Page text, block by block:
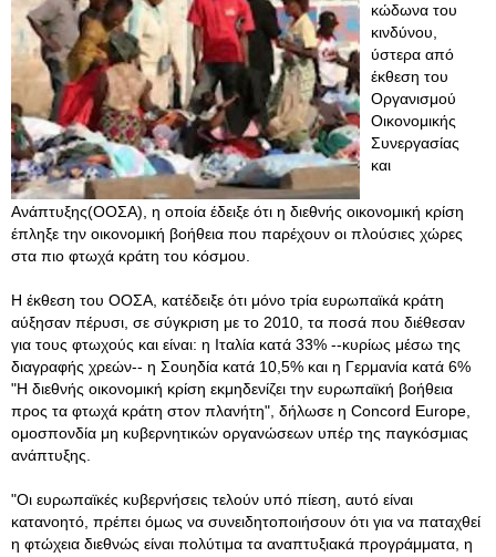
κώδωνα του
κινδύνου,
ύστερα από
έκθεση του
Οργανισμού
Οικονομικής
Συνεργασίας
και
Ανάπτυξης(ΟΟΣΑ), η οποία έδειξε ότι η διεθνής οικονομική κρίση
έπληξε την οικονομική βοήθεια που παρέχουν οι πλούσιες χώρες
στα πιο φτωχά κράτη του κόσμου.
Η έκθεση του ΟΟΣΑ, κατέδειξε ότι μόνο τρία ευρωπαϊκά κράτη
αύξησαν πέρυσι, σε σύγκριση με το 2010, τα ποσά που διέθεσαν
για τους φτωχούς και είναι: η Ιταλία κατά 33% --κυρίως μέσω της
διαγραφής χρεών-- η Σουηδία κατά 10,5% και η Γερμανία κατά 6%
"Η διεθνής οικονομική κρίση εκμηδενίζει την ευρωπαϊκή βοήθεια
προς τα φτωχά κράτη στον πλανήτη", δήλωσε η Concord Europe,
ομοσπονδία μη κυβερνητικών οργανώσεων υπέρ της παγκόσμιας
ανάπτυξης.
"Οι ευρωπαϊκές κυβερνήσεις τελούν υπό πίεση, αυτό είναι
κατανοητό, πρέπει όμως να συνειδητοποιήσουν ότι για να παταχθεί
η φτώχεια διεθνώς είναι πολύτιμα τα αναπτυξιακά προγράμματα, η